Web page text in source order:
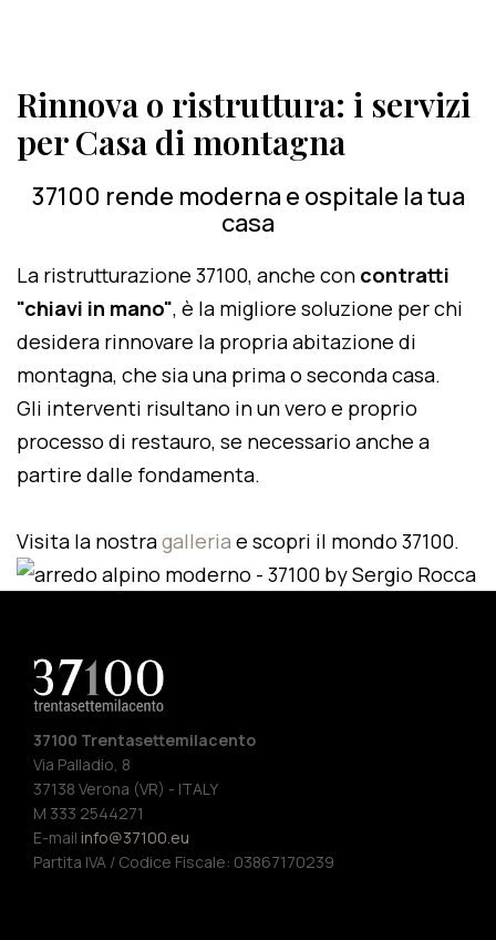
Rinnova o ristruttura: i servizi
per Casa di montagna
37100 rende moderna e ospitale la tua
casa
La ristrutturazione 37100, anche con contratti
"chiavi in mano", è la migliore soluzione per chi
desidera rinnovare la propria abitazione di
montagna, che sia una prima o seconda casa.
Gli interventi risultano in un vero e proprio
processo di restauro, se necessario anche a
partire dalle fondamenta.
Visita la nostragalleria e scopri il mondo 37100.
37100 Trentasettemilacento
Via Palladio, 8
37138 Verona (VR) - ITALY
M 333 2544271
E-mail info@37100.eu
Partita IVA / Codice Fiscale: 03867170239